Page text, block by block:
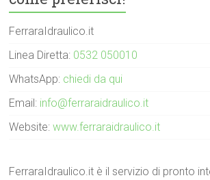
FerraraIdraulico.it
Linea Diretta: 0532 050010
WhatsApp: chiedi da qui
Email: info@ferraraidraulico.it
Website:www.ferraraidraulico.it
FerraraIdraulico.it è il servizio di pronto